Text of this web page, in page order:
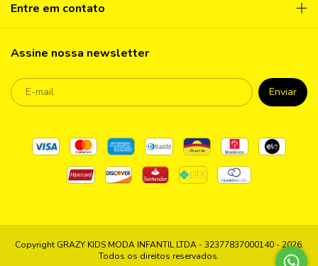
Entre em contato
Assine nossa newsletter
Copyright GRAZY KIDS MODA INFANTIL LTDA - 32377837000140 - 2026.
Todos os direitos reservados.